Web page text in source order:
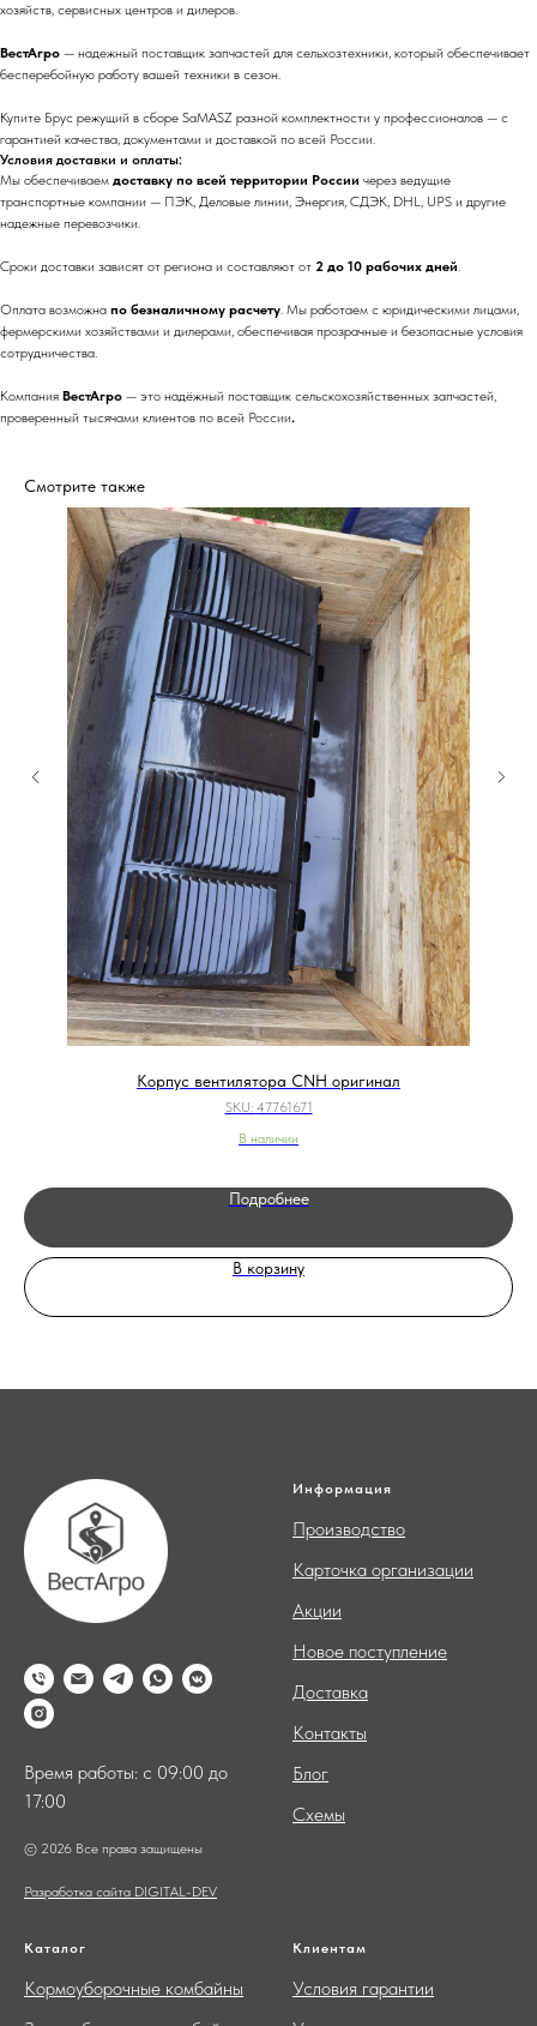
хозяйств, сервисных центров и дилеров.
ВестАгро — надежный поставщик запчастей для сельхозтехники, который обеспечивает
бесперебойную работу вашей техники в сезон.
Купите Брус режущий в сборе SaMASZ разной комплектности у профессионалов — с
гарантией качества, документами и доставкой по всей России.
Условия доставки и оплаты:
Мы обеспечиваем доставку по всей территории России через ведущие
транспортные компании — ПЭК, Деловые линии, Энергия, СДЭК, DHL, UPS и другие
надежные перевозчики.
Сроки доставки зависят от региона и составляют от 2 до 10 рабочих дней.
Оплата возможна по безналичному расчету. Мы работаем с юридическими лицами,
фермерскими хозяйствами и дилерами, обеспечивая прозрачные и безопасные условия
сотрудничества.
Компания ВестАгро — это надёжный поставщик сельскохозяйственных запчастей,
проверенный тысячами клиентов по всей России.
Смотрите также
Корпус вентилятора CNH оригинал
SKU: 47761671
В наличии
Подробнее
В корзину
Время работы: с 09:00 до
17:00
© 2026 Все права защищены
Разработка сайта DIGITAL-DEV
Информация
Производство
Карточка организации
Акции
Новое поступление
Доставка
Контакты
Блог
Схемы
Каталог
Кормоуборочные комбайны
Клиентам
Условия гарантии